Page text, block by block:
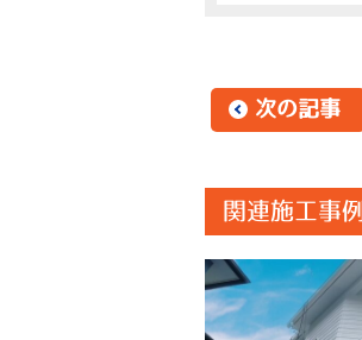
次の記事
関連施工事例